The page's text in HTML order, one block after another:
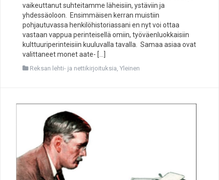
vaikeuttanut suhteitamme läheisiin, ystäviin ja
yhdessäoloon. Ensimmäisen kerran muistiin
pohjautuvassa henkilöhistoriassani en nyt voi ottaa
vastaan vappua perinteisellä omiin, työväenluokkaisiin
kulttuuriperinteisiin kuuluvalla tavalla. Samaa asiaa ovat
valittaneet monet aate- […]
Reksan lehti- ja nettikirjoituksia, Yleinen